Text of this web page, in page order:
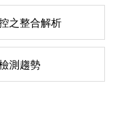
之整合解析
測趨勢